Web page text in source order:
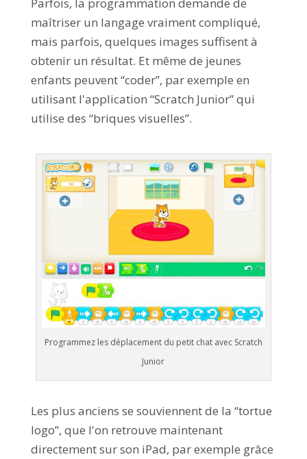
Parfois, la programmation demande de
maîtriser un langage vraiment compliqué,
mais parfois, quelques images suffisent à
obtenir un résultat. Et même de jeunes
enfants peuvent “coder”, par exemple en
utilisant l'application “Scratch Junior” qui
utilise des “briques visuelles”.
Programmez les déplacement du petit chat avec Scratch
Junior
Les plus anciens se souviennent de la “tortue
logo”, que l'on retrouve maintenant
directement sur son iPad, par exemple grâce